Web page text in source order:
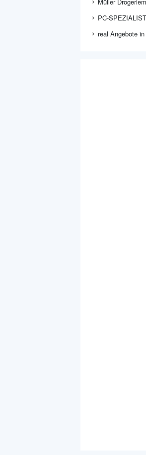
PC-
real Angebote